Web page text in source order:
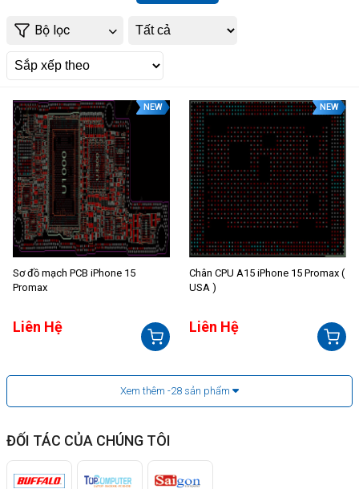
Bộ lọc
NEW
Sơ đồ mạch PCB iPhone 15
Promax
Liên Hệ
NEW
Chân CPU A15 iPhone 15 Promax (
USA )
Liên Hệ
Xem thêm -28 sản phẩm
ĐỐI TÁC CỦA CHÚNG TÔI